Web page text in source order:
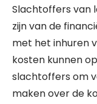
Slachtoffers van
zijn van de
met het inhuren
kosten kunnen
slachtoffers om
maken over de